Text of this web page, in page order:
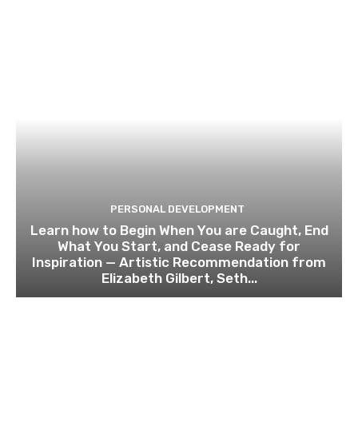
PERSONAL DEVELOPMENT
Learn how to Begin When You are Caught, End
What You Start, and Cease Ready for
Inspiration — Artistic Recommendation from
Elizabeth Gilbert, Seth...